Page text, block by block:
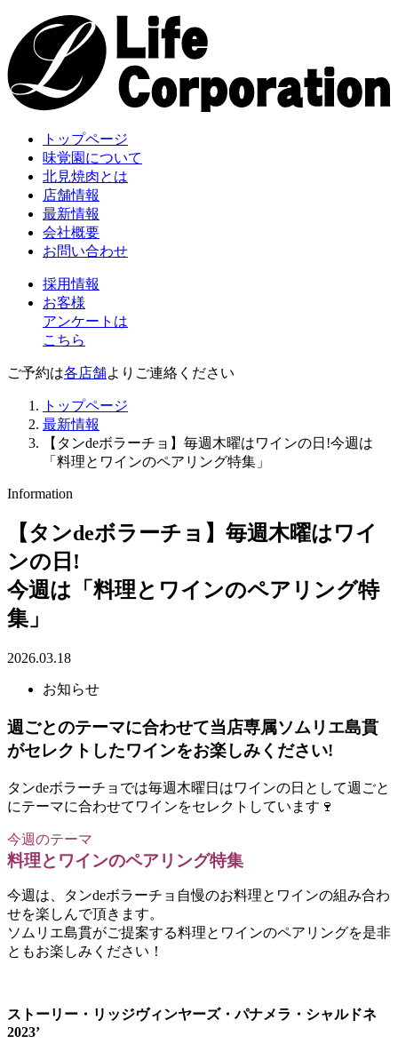
トップページ
味覚園について
北見焼肉とは
店舗情報
最新情報
会社概要
お問い合わせ
採用情報
お客様
アンケートは
こちら
ご予約は各店舗よりご連絡ください
トップページ
最新情報
【タンdeボラーチョ】毎週木曜はワインの日!今週は
「料理とワインのペアリング特集」
Information
【タンdeボラーチョ】毎週木曜はワイ
ンの日!
今週は「料理とワインのペアリング特
集」
2026.03.18
お知らせ
週ごとのテーマに合わせて当店専属ソムリエ島貫
がセレクトしたワインをお楽しみください!
タンdeボラーチョでは毎週木曜日はワインの日として週ごと
にテーマに合わせてワインをセレクトしています🍷
今週のテーマ
料理とワインのペアリング特集
今週は、タンdeボラーチョ自慢のお料理とワインの組み合わ
せを楽しんで頂きます。
ソムリエ島貫がご提案する料理とワインのペアリングを是非
ともお楽しみください！
ストーリー・リッジヴィンヤーズ・パナメラ・シャルドネ
2023’